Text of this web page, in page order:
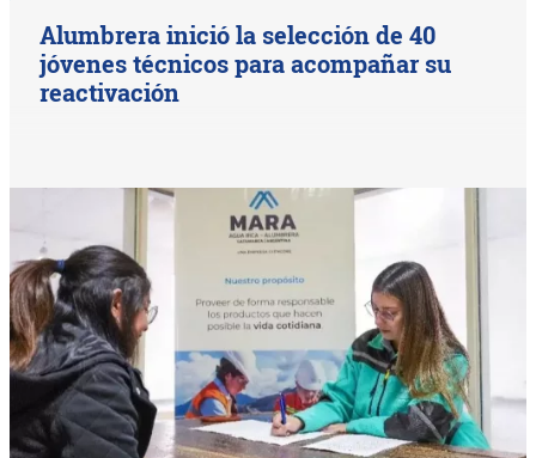
Alumbrera inició la selección de 40
jóvenes técnicos para acompañar su
reactivación